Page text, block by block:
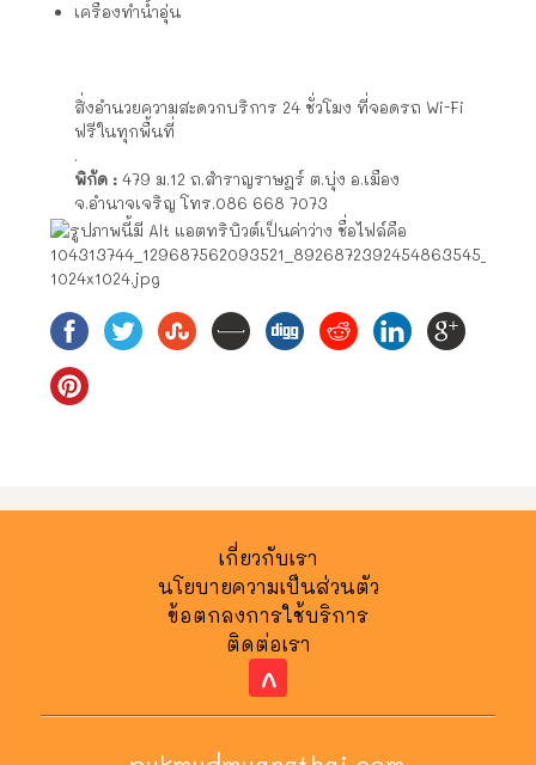
เครื่องทำน้ำอุ่น
สิ่งอำนวยความสะดวกบริการ 24 ชั่วโมง ที่จอดรถ Wi-Fi
ฟรีในทุกพื้นที่
.
พิกัด : 479 ม.12 ถ.สำราญราษฎร์ ต.บุ่ง อ.เมือง
จ.อำนาจเจริญ โทร.086 668 7073
เกี่ยวกับเรา
นโยบายความเป็นส่วนตัว
ข้อตกลงการใช้บริการ
ติดต่อเรา
^